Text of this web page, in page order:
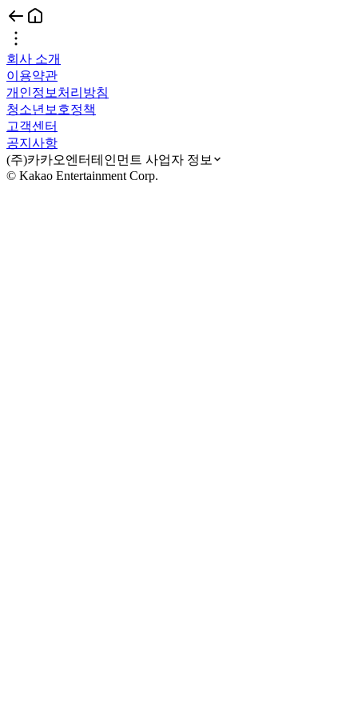
회사 소개
이용약관
개인정보처리방침
청소년보호정책
고객센터
공지사항
(주)카카오엔터테인먼트 사업자 정보
© Kakao Entertainment Corp.